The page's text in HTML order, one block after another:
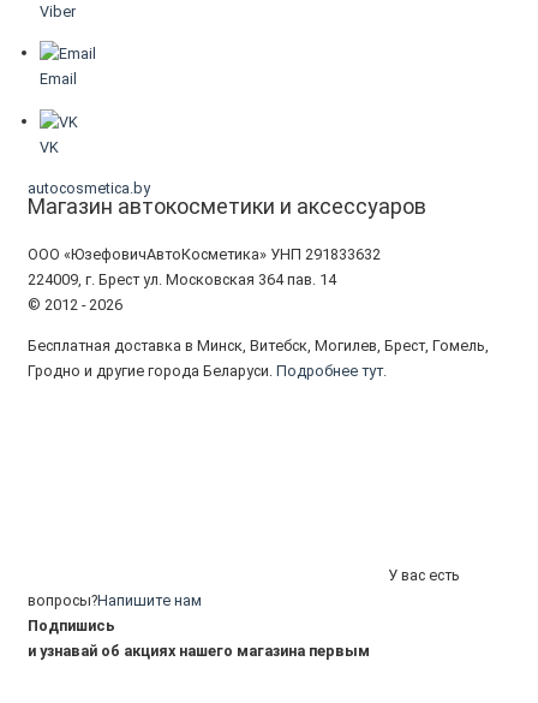
Viber
Email
VK
autocosmetica.by
Магазин автокосметики и аксессуаров
ООО «ЮзефовичАвтоКосметика» УНП 291833632
224009, г. Брест ул. Московская 364 пав. 14
© 2012 - 2026
Бесплатная доставка в Минск, Витебск, Могилев, Брест, Гомель,
Гродно и другие города Беларуси. Подробнее тут.
У вас есть
вопросы?Напишите нам
Подпишись
и узнавай об акциях нашего магазина первым